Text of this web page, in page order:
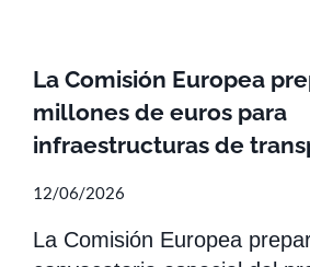
La Comisión Europea
millones de euros para
infraestructuras de
12/06/2026
La Comisión Europea